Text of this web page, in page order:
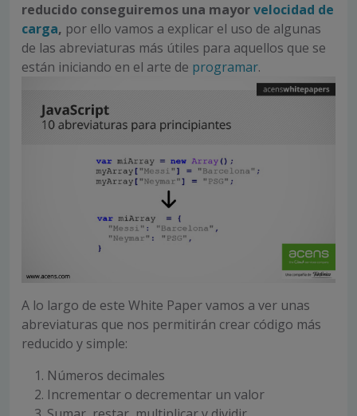
reducido conseguiremos una mayorvelocidad de
carga, por ello vamos a explicar el uso de algunas
de las abreviaturas más útiles para aquellos que se
están iniciando en el arte de programar.
A lo largo de este White Paper vamos a ver unas
abreviaturas que nos permitirán crear código más
reducido y simple:
Números decimales
Incrementar o decrementar un valor